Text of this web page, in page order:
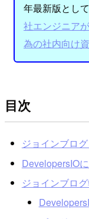
年最新版とし
社エンジニア
為の社内向け
目次
ジョインブロ
DevelopersIO
ジョインブロ